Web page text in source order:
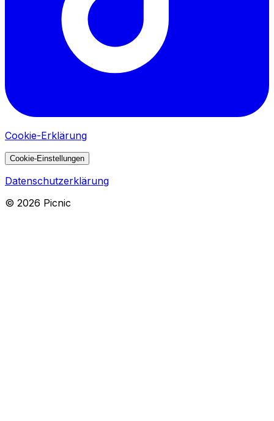
Cookie-Erklärung
Cookie-Einstellungen
Datenschutzerklärung
© 2026 Picnic